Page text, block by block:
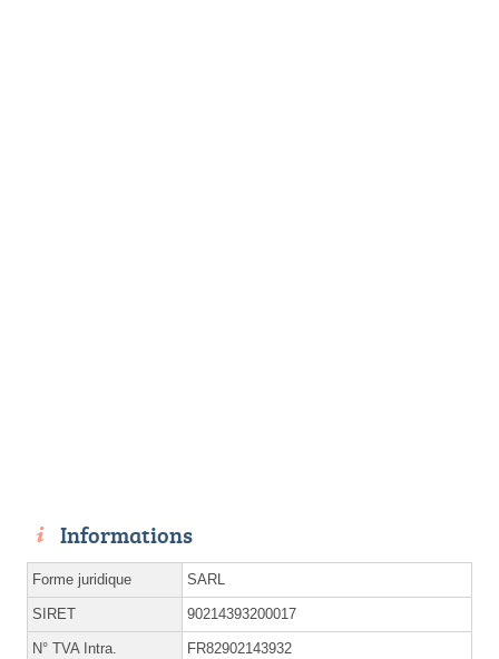
Informations
Forme juridique SARL
SIRET 90214393200017
N° TVA Intra. FR82902143932